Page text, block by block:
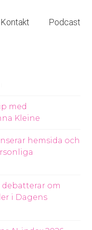
Kontakt Podcast
med
Kleine
hemsida och
om
i Dagens